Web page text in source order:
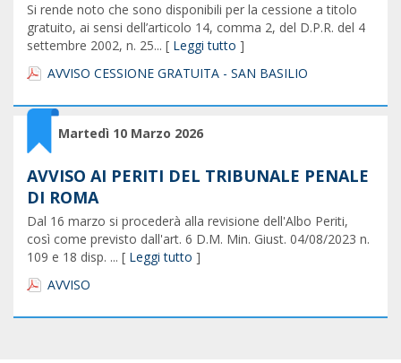
Si rende noto che sono disponibili per la cessione a titolo
gratuito, ai sensi dell’articolo 14, comma 2, del D.P.R. del 4
settembre 2002, n. 25... [ Leggi tutto ]
AVVISO CESSIONE GRATUITA - SAN BASILIO
Martedì 10 Marzo 2026
AVVISO AI PERITI DEL TRIBUNALE PENALE
DI ROMA
Dal 16 marzo si procederà alla revisione dell'Albo Periti,
così come previsto dall'art. 6 D.M. Min. Giust. 04/08/2023 n.
109 e 18 disp. ... [ Leggi tutto ]
AVVISO